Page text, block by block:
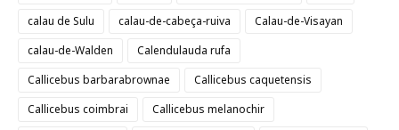
calau de Sulu
calau-de-cabeça-ruiva
Calau-de-Visayan
calau-de-Walden
Calendulauda rufa
Callicebus barbarabrownae
Callicebus caquetensis
Callicebus coimbrai
Callicebus melanochir